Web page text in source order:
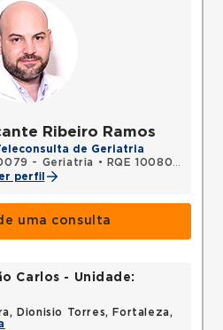
Ribeiro Ramos
de Geriatria
- Geriatria •
RQE 10080 - Clínica médica
perfil
uma consulta
Carlos - Unidade:
Dionisio Torres, Fortaleza,